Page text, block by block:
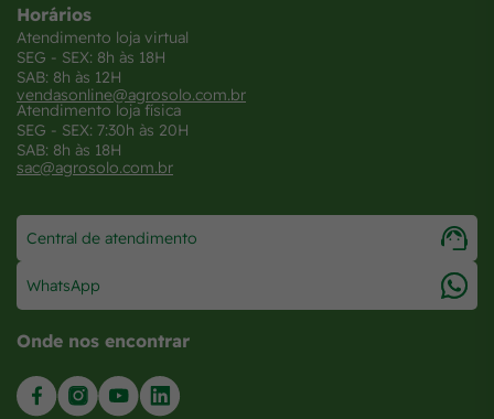
Horários
Atendimento loja virtual
SEG - SEX: 8h às 18H
SAB: 8h às 12H
vendasonline@agrosolo.com.br
Atendimento loja física
SEG - SEX: 7:30h às 20H
SAB: 8h às 18H
sac@agrosolo.com.br
Central de atendimento
WhatsApp
Onde nos encontrar